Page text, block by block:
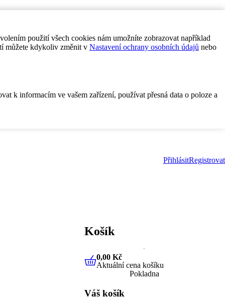
použití všech cookies nám umožníte zobrazovat například
můžete kdykoliv změnit v Nastavení ochrany osobních údajů nebo
k informacím ve vašem zařízení, používat přesná data o poloze a
PřihlásitRegistrovat
Košík
0,00 KčAktuální cena košíku
0,00 Kč
Aktuální cena košíku
Pokladna
Váš košík